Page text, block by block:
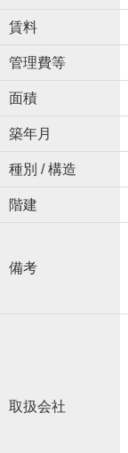
賃料
管理費等
面積
築年月
種別 / 構造
階建
備考
取扱会社